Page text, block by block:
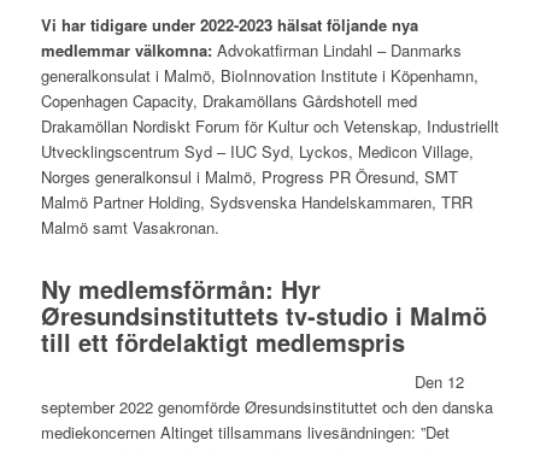
Vi har tidigare under 2022-2023 hälsat följande nya
medlemmar välkomna: Advokatfirman Lindahl – Danmarks
generalkonsulat i Malmö, BioInnovation Institute i Köpenhamn,
Copenhagen Capacity, Drakamöllans Gårdshotell med
Drakamöllan Nordiskt Forum för Kultur och Vetenskap, Industriellt
Utvecklingscentrum Syd – IUC Syd, Lyckos, Medicon Village,
Norges generalkonsul i Malmö, Progress PR Öresund, SMT
Malmö Partner Holding, Sydsvenska Handelskammaren, TRR
Malmö samt Vasakronan.
Ny medlemsförmån: Hyr
Øresundsinstituttets tv-studio i Malmö
till ett fördelaktigt medlemspris
Den 12
september 2022 genomförde Øresundsinstituttet och den danska
mediekoncernen Altinget tillsammans livesändningen: ”Det